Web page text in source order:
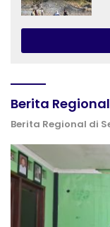
Berita Regional
Berita Regional di